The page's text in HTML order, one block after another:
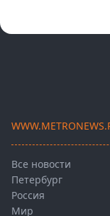
Все новости
Петербург
Россия
Мир